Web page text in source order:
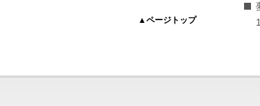
▲ページトップ